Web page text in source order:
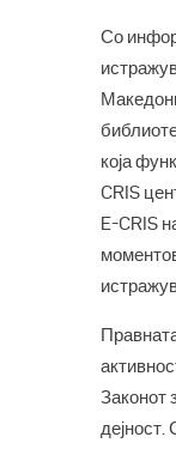
Со
која
CRIS
E-CRIS
Законот
дејност.